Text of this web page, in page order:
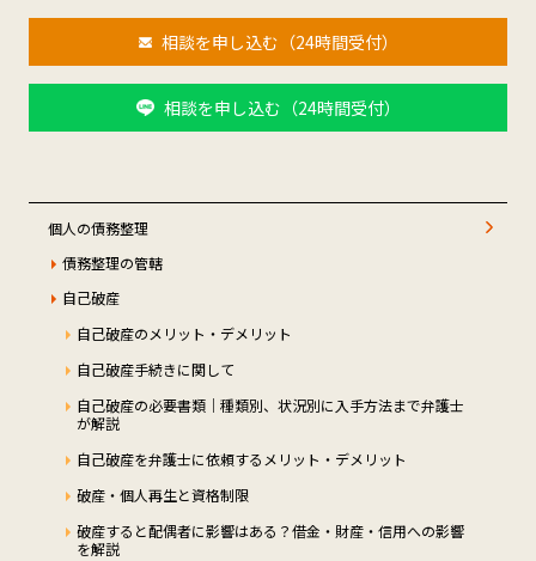
相談を申し込む（24時間受付）
相談を申し込む（24時間受付）
個人の債務整理
債務整理の管轄
自己破産
自己破産のメリット・デメリット
自己破産手続きに関して
自己破産の必要書類｜種類別、状況別に入手方法まで弁護士
が解説
自己破産を弁護士に依頼するメリット・デメリット
破産・個人再生と資格制限
破産すると配偶者に影響はある？借金・財産・信用への影響
を解説